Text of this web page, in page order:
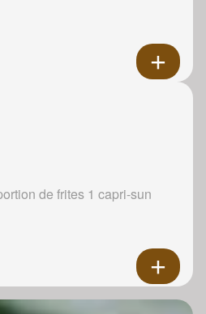
de frites 1 capri-sun